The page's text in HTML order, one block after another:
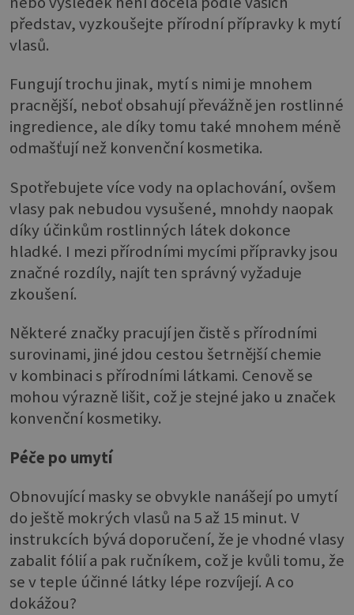
představ, vyzkoušejte přírodní přípravky k mytí
vlasů.
Fungují trochu jinak, mytí s nimi je mnohem
pracnější, neboť obsahují převážně jen rostlinné
ingredience, ale díky tomu také mnohem méně
odmašťují než konvenční kosmetika.
Spotřebujete více vody na oplachování, ovšem
vlasy pak nebudou vysušené, mnohdy naopak
díky účinkům rostlinných látek dokonce
hladké. I mezi přírodními mycími přípravky jsou
značné rozdíly, najít ten správný vyžaduje
zkoušení.
Některé značky pracují jen čistě s přírodními
surovinami, jiné jdou cestou šetrnější chemie
v kombinaci s přírodními látkami. Cenově se
mohou výrazně lišit, což je stejné jako u značek
konvenční kosmetiky.
Péče po umytí
Obnovující masky se obvykle nanášejí po umytí
do ještě mokrých vlasů na 5 až 15 minut. V
instrukcích bývá doporučení, že je vhodné vlasy
zabalit fólií a pak ručníkem, což je kvůli tomu, že
se v teple účinné látky lépe rozvíjejí. A co
dokážou?